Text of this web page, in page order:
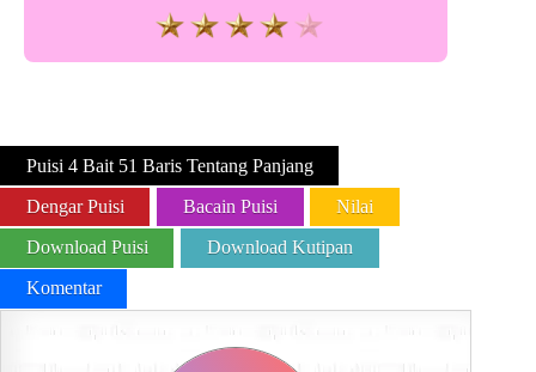
Puisi 4 Bait 51 Baris Tentang Panjang
Dengar Puisi Bacain Puisi Nilai
Download Puisi Download Kutipan
Komentar